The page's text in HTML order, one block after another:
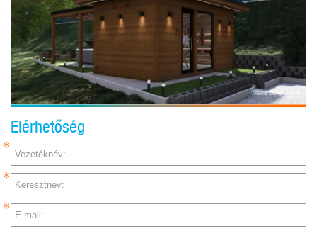
Elérhetőség
Vezetéknév:
Keresztnév:
E-mail: